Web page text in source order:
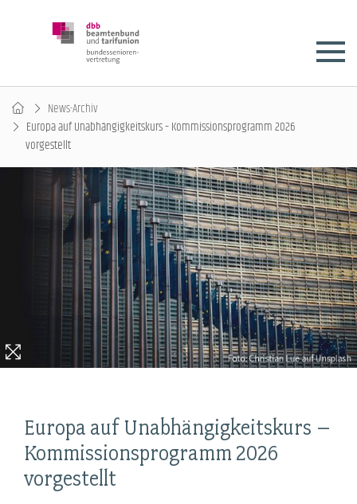
News-Archiv
Europa auf Unabhängigkeitskurs – Kommissionsprogramm 2026
vorgestellt
Europa auf Unabhängigkeitskurs –
Kommissionsprogramm 2026
vorgestellt